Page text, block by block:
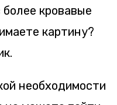
кровавые
картину?
необходимости